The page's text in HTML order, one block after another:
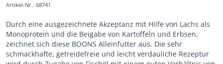
Artikel-Nr.: 68741
Durch eine ausgezeichnete Akzeptanz mit Hilfe von Lachs als
Monoprotein und die Beigabe von Kartoffeln und Erbsen,
zeichnet sich diese BOONS Alleinfutter aus. Die sehr
schmackhafte, getreidefreie und leicht verdauliche Rezeptur